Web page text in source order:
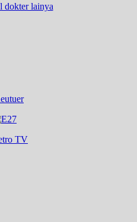
dokter lainya